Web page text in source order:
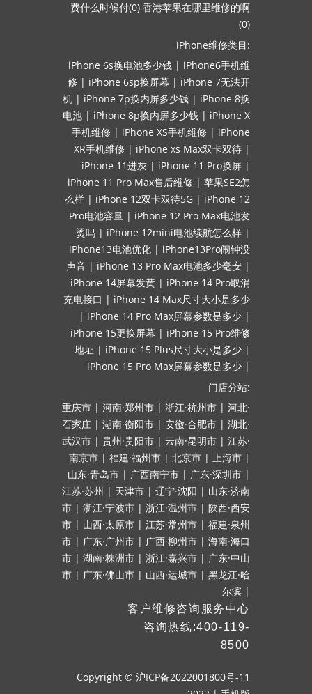
费什么时候付(0) 香港苹果在哪里维修的啊
(0)
iPhone维修类目:
iPhone 6s换电池多少钱 | iPhone6手机维
修 | iPhone 6sp换屏幕 | iPhone 7无法开
机 | iPhone 7p换内屏多少钱 | iPhone 8换
电池 | iPhone 8p换内屏多少钱 | iPhone X
手机维修 | iPhone XS手机维修 | iPhone
XR手机维修 | iPhone xs Max双卡双待 |
iPhone 11进灰 | iPhone 11 Pro换屏 |
iPhone 11 Pro Max售后维修 | 苹果SE2怎
么样 | iPhone 12双卡双待5G | iPhone 12
Pro电池容量 | iPhone 12 Pro Max电池发
烫吗 | iPhone 12mini电池续航怎么样 |
iPhone13电池优化 | iPhone13Pro闹钟没
声音 | iPhone 13 Pro Max电池多少毫安 |
iPhone 14屏幕发黄 | iPhone 14 Pro取消
充电接口 | iPhone 14 Max尺寸大小是多少
| iPhone 14 Pro Max屏幕参数是多少 |
iPhone 15更换屏幕 | iPhone 15 Pro维修
地址 | iPhone 15 Plus尺寸大小是多少 |
iPhone 15 Pro Max屏幕参数是多少 |
门店分站:
重庆市 | 河南·郑州市 | 浙江·杭州市 | 河北·
石家庄 | 湖南·衡阳市 | 安徽·合肥市 | 湖北·
武汉市 | 贵州·贵阳市 | 云南·昆明市 | 江苏·
南京市 | 福建·福州市 | 北京市 | 上海市 |
山东·青岛市 | 广西南宁市 | 广东·深圳市 |
江苏·苏州 | 天津市 | 辽宁·沈阳 | 山东·济南
市 | 浙江·宁波市 | 浙江·温州市 | 陕西·西安
市 | 山西·太原市 | 江苏·常州市 | 福建·泉州
市 | 广东·广州市 | 广西·柳州市 | 海南·海口
市 | 湖南·株洲市 | 浙江·嘉兴市 | 广东·中山
市 | 广东·佛山市 | 山西·运城市 | 黑龙江·哈
尔滨 |
客户维修咨询服务中心
咨询热线:400-119-
8500
Copyright © 沪ICP备2022001800号-11